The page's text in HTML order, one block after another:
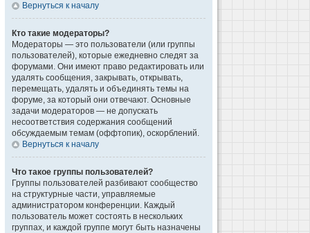
Вернуться к началу
Кто такие модераторы?
Модераторы — это пользователи (или группы
пользователей), которые ежедневно следят за
форумами. Они имеют право редактировать или
удалять сообщения, закрывать, открывать,
перемещать, удалять и объединять темы на
форуме, за который они отвечают. Основные
задачи модераторов — не допускать
несоответствия содержания сообщений
обсуждаемым темам (оффтопик), оскорблений.
Вернуться к началу
Что такое группы пользователей?
Группы пользователей разбивают сообщество
на структурные части, управляемые
администратором конференции. Каждый
пользователь может состоять в нескольких
группах, и каждой группе могут быть назначены